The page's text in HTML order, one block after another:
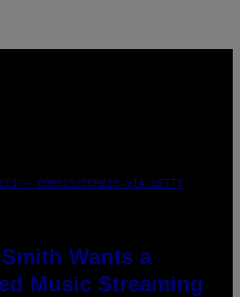
– CORBIS/CORBIS VIA GETTY
Wants a
Music Streaming